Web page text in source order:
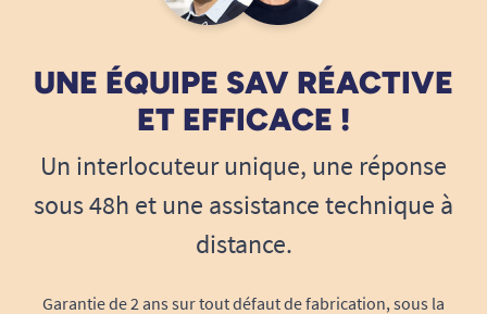
UNE ÉQUIPE SAV RÉACTIVE
ET EFFICACE !
Un interlocuteur unique, une réponse
sous 48h et une assistance technique à
distance.
Garantie de 2 ans sur tout défaut de fabrication, sous la